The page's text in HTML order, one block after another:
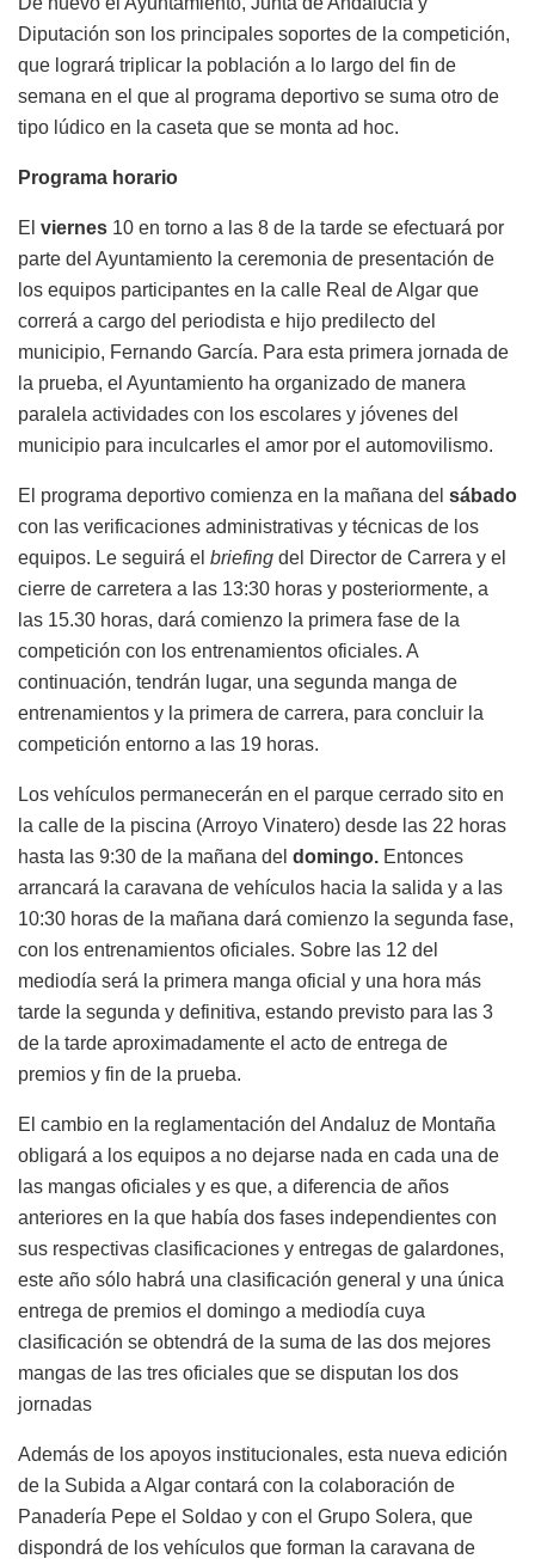
Diputación son los principales soportes de la competición,
que logrará triplicar la población a lo largo del fin de
semana en el que al programa deportivo se suma otro de
tipo lúdico en la caseta que se monta ad hoc.
Programa horario
El viernes 10 en torno a las 8 de la tarde se efectuará por
parte del Ayuntamiento la ceremonia de presentación de
los equipos participantes en la calle Real de Algar que
correrá a cargo del periodista e hijo predilecto del
municipio, Fernando García. Para esta primera jornada de
la prueba, el Ayuntamiento ha organizado de manera
paralela actividades con los escolares y jóvenes del
municipio para inculcarles el amor por el automovilismo.
El programa deportivo comienza en la mañana del sábado
con las verificaciones administrativas y técnicas de los
equipos. Le seguirá el briefing del Director de Carrera y el
cierre de carretera a las 13:30 horas y posteriormente, a
las 15.30 horas, dará comienzo la primera fase de la
competición con los entrenamientos oficiales. A
continuación, tendrán lugar, una segunda manga de
entrenamientos y la primera de carrera, para concluir la
competición entorno a las 19 horas.
Los vehículos permanecerán en el parque cerrado sito en
la calle de la piscina (Arroyo Vinatero) desde las 22 horas
hasta las 9:30 de la mañana del domingo. Entonces
arrancará la caravana de vehículos hacia la salida y a las
10:30 horas de la mañana dará comienzo la segunda fase,
con los entrenamientos oficiales. Sobre las 12 del
mediodía será la primera manga oficial y una hora más
tarde la segunda y definitiva, estando previsto para las 3
de la tarde aproximadamente el acto de entrega de
premios y fin de la prueba.
El cambio en la reglamentación del Andaluz de Montaña
obligará a los equipos a no dejarse nada en cada una de
las mangas oficiales y es que, a diferencia de años
anteriores en la que había dos fases independientes con
sus respectivas clasificaciones y entregas de galardones,
este año sólo habrá una clasificación general y una única
entrega de premios el domingo a mediodía cuya
clasificación se obtendrá de la suma de las dos mejores
mangas de las tres oficiales que se disputan los dos
jornadas
Además de los apoyos institucionales, esta nueva edición
de la Subida a Algar contará con la colaboración de
Panadería Pepe el Soldao y con el Grupo Solera, que
dispondrá de los vehículos que forman la caravana de